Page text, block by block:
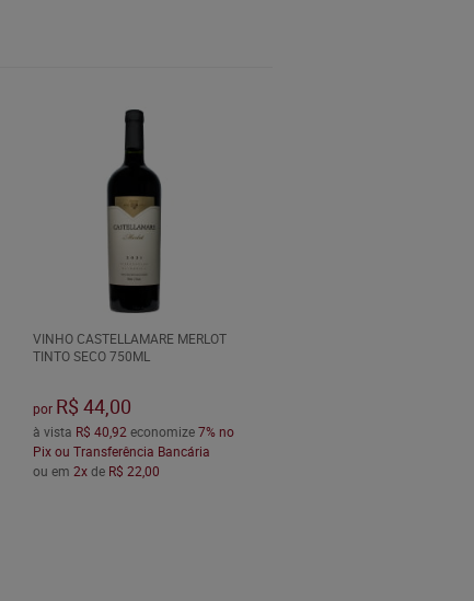
VINHO CASTELLAMARE MERLOT
TINTO SECO 750ML
por R$ 44,00
à vista R$ 40,92economize7% no
Pix ou Transferência Bancária
ou em 2xde R$ 22,00